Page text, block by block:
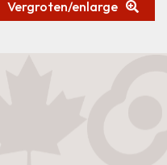
Vergroten/enlarge